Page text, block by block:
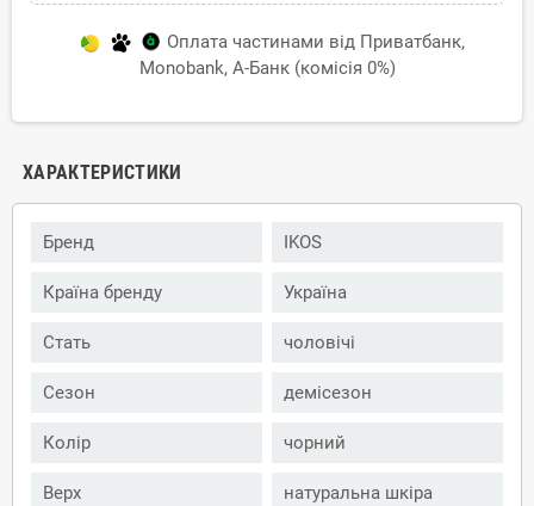
Оплата частинами від Приватбанк,
Monobank, А-Банк (комісія 0%)
ХАРАКТЕРИСТИКИ
Бренд IKOS
Країна бренду Україна
Стать чоловічі
Сезон демісезон
Колір чорний
Верх натуральна шкіра